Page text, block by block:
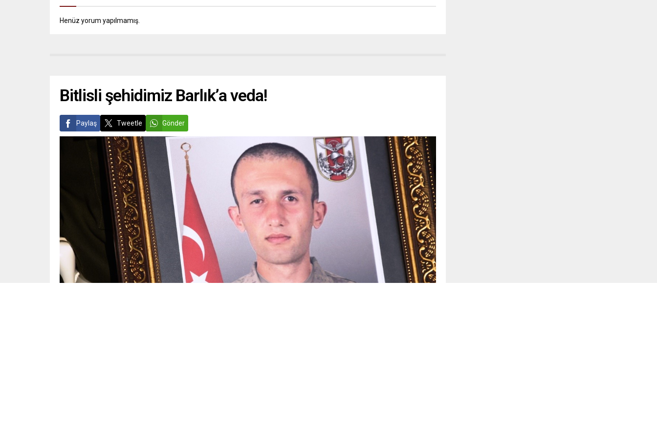
Henüz yorum yapılmamış.
Bitlisli şehidimiz Barlık’a veda!
Paylaş Tweetle Gönder